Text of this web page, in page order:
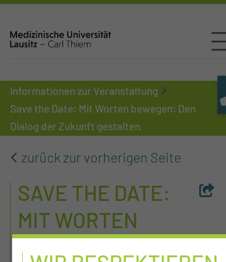
Informationen zur Veranstaltung
Save the Date: Mit Worten bewegen: Den
Dialog der Zukunft gestalten
zurück zur vorherigen Seite
SAVE THE DATE:
MIT WORTEN
BEWEGEN: DEN